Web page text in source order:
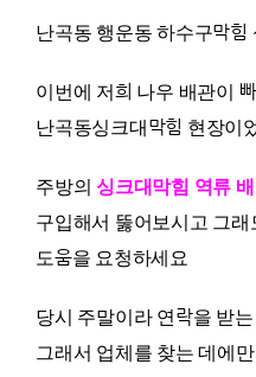
난곡동 행운동 하수구막힘
이번에 저희 나우 배관이
난곡동싱크대막힘 현장이
주방의싱크대막힘 역류
구입해서 뚫어보시고 그래
도움을 요청하세요
당시 주말이라 연락을 받
그래서 업체를 찾는 데에